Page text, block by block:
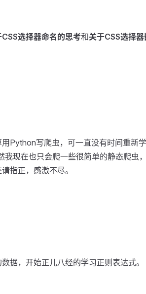
CSS选择器命名的思考和关于CSS选择
Python写爬虫，可一直没有时间重新
现在也只会爬一些很简单的静态爬虫
指正，感激不尽。
据，开始正儿八经的学习正则表达式。